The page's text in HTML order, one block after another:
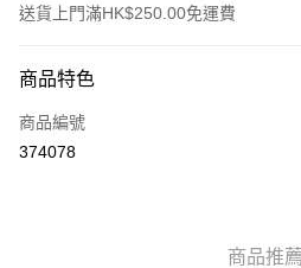
送貨上門滿HK$250.00免運費
信用卡
Apple Pay
商品特色
商品編號
374078
商品推薦